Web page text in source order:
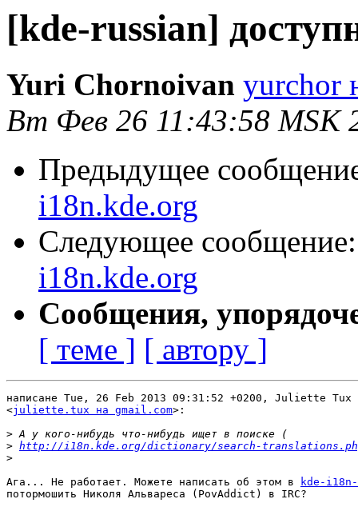
[kde-russian]
Yuri Chornoivan yurchor
Вт Фев 26 11:43:58 MSK
Предыдущее
i18n.kde.org
Следующее
i18n.kde.org
Сообщения,
[ теме ] [ автору ]
написане Tue, 26 Feb 2013 09:31:52 +0200, Juliette
<juliette.tux на gmail.com>:
>
> http://i18n.kde.org/dictionary/search-
>
Ага... Не работает. Можете написать об этом в
kde-
потормошить Николя Альвареса (PovAddict) в IRC?